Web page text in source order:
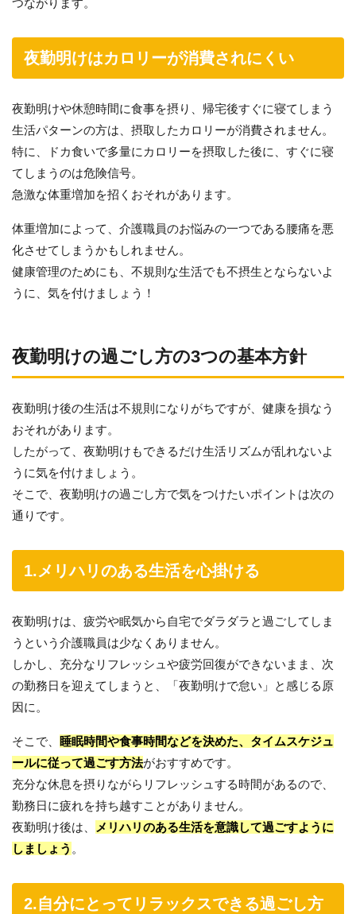
つながります。
夜勤明けはカロリーが消費されにくい
夜勤明けや休憩時間に食事を摂り、帰宅後すぐに寝てしまう
生活パターンの方は、摂取したカロリーが消費されません。
特に、ドカ食いで多量にカロリーを摂取した後に、すぐに寝
てしまうのは危険信号。
急激な体重増加を招くおそれがあります。
体重増加によって、介護職員のお悩みの一つである腰痛を悪
化させてしまうかもしれません。
健康管理のためにも、不規則な生活でも不摂生とならないよ
うに、気を付けましょう！
夜勤明けの過ごし方の3つの基本方針
夜勤明け後の生活は不規則になりがちですが、健康を損なう
おそれがあります。
したがって、夜勤明けもできるだけ生活リズムが乱れないよ
うに気を付けましょう。
そこで、夜勤明けの過ごし方で気をつけたいポイントは次の
通りです。
1.メリハリのある生活を心掛ける
夜勤明けは、疲労や眠気から自宅でダラダラと過ごしてしま
うという介護職員は少なくありません。
しかし、充分なリフレッシュや疲労回復ができないまま、次
の勤務日を迎えてしまうと、「夜勤明けで怠い」と感じる原
因に。
そこで、
睡眠時間や食事時間などを決めた、タイムスケジュ
ールに従って過ごす方法がおすすめです。
充分な休息を摂りながらリフレッシュする時間があるので、
勤務日に疲れを持ち越すことがありません。
夜勤明け後は、
メリハリのある生活を意識して過ごすように
しましょう 。
2.自分にとってリラックスできる過ごし方